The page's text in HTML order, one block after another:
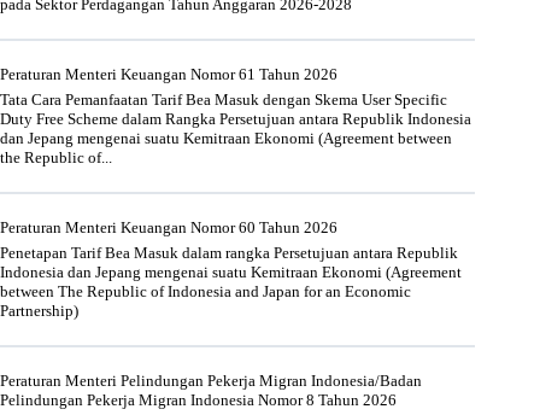
pada Sektor Perdagangan Tahun Anggaran 2026-2028
Peraturan Menteri Keuangan Nomor 61 Tahun 2026
Tata Cara Pemanfaatan Tarif Bea Masuk dengan Skema User Specific
Duty Free Scheme dalam Rangka Persetujuan antara Republik Indonesia
dan Jepang mengenai suatu Kemitraan Ekonomi (Agreement between
the Republic of...
Peraturan Menteri Keuangan Nomor 60 Tahun 2026
Penetapan Tarif Bea Masuk dalam rangka Persetujuan antara Republik
Indonesia dan Jepang mengenai suatu Kemitraan Ekonomi (Agreement
between The Republic of Indonesia and Japan for an Economic
Partnership)
Peraturan Menteri Pelindungan Pekerja Migran Indonesia/Badan
Pelindungan Pekerja Migran Indonesia Nomor 8 Tahun 2026